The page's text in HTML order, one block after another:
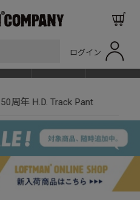
ログイン
周年 H.D. Track Pant